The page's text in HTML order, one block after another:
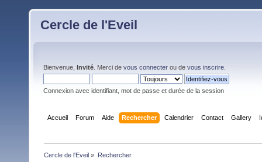
Cercle de l'Eveil
Bienvenue, Invité . Merci de vous connecter ou de vous inscrire
Connexion avec identifiant, mot de passe et durée de la session
Accueil Forum Aide Rechercher Calendrier Contact Gallery
Cercle de l'Eveil » Rechercher